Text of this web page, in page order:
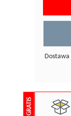
Dostawa
GRATIS